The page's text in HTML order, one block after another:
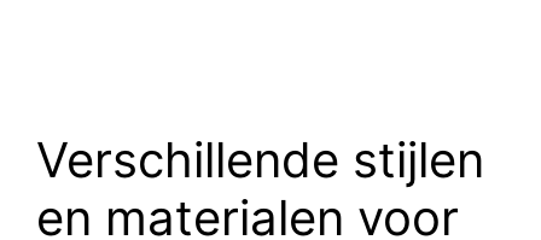
Verschillende stijlen
en materialen voor